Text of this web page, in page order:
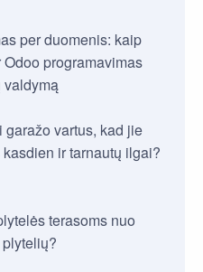
per duomenis: kaip
programavimas
valdymą
garažo vartus, kad jie
ir tarnautų ilgai?
terasoms nuo